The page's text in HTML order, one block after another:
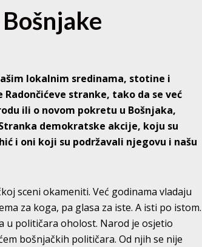
lokalnim sredinama, stotine i
stranke, tako da se već
ili o novom pokretu u Bošnjaka,
demokratske akcije, koju su
i oni koji su podržavali njegovu i našu
sceni okameniti. Već godinama vladaju
za koga, pa glasa za iste. A isti po istom.
u političara oholost. Narod je osjetio
bošnjačkih političara. Od njih se nije